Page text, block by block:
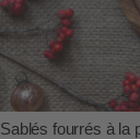
Sablés fourrés à la